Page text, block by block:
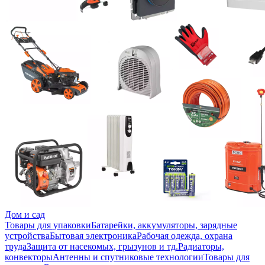
Дом и сад
Товары для упаковкиБатарейки, аккумуляторы, зарядные
устройстваБытовая электроникаРабочая одежда, охрана
трудаЗащита от насекомых, грызунов и тд.Радиаторы,
конвекторыАнтенны и спутниковые технологииТовары для